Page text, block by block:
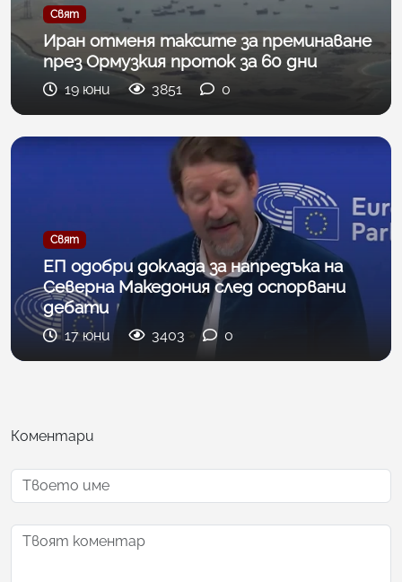
Свят
Иран отменя таксите за преминаване
през Ормузкия проток за 60 дни
19 юни 3851 0
Свят
ЕП одобри доклада за напредъка на
Северна Македония след оспорвани
дебати
17 юни 3403 0
Коментари